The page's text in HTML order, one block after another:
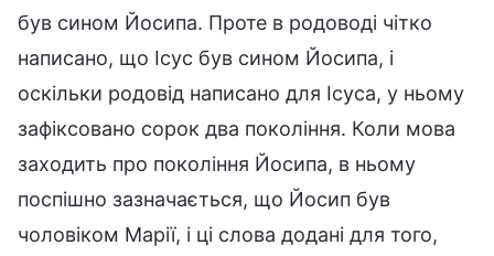
був сином Йосипа. Проте в родоводі чітко
написано, що Ісус був сином Йосипа, і
оскільки родовід написано для Ісуса, у ньому
зафіксовано сорок два покоління. Коли мова
заходить про покоління Йосипа, в ньому
поспішно зазначається, що Йосип був
чоловіком Марії, і ці слова додані для того,